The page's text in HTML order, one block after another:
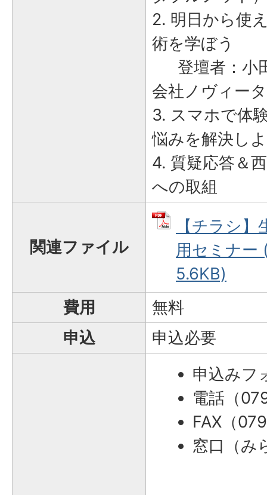
2. 明日から使
術を学ぼう
登壇者：小
会社ノヴィー
3. スマホで体
悩みを解決し
4. 質疑応答＆
への取組
関連ファイル
【チラシ
用セミナー
5.6KB)
費用
無料
申込
申込必要
申込みフ
電話（
FAX（
窓口（み